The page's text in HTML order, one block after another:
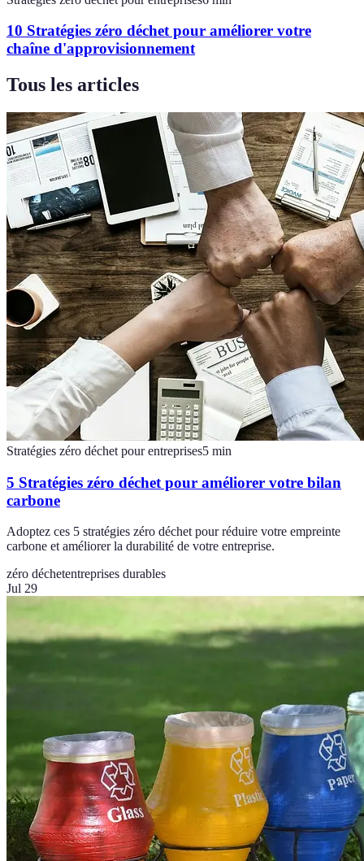
10 Stratégies zéro déchet pour améliorer votre
chaîne d'approvisionnement
Tous les articles
Stratégies zéro déchet pour entreprises5 min
5 Stratégies zéro déchet pour améliorer votre bilan
carbone
Adoptez ces 5 stratégies zéro déchet pour réduire votre empreinte
carbone et améliorer la durabilité de votre entreprise.
zéro déchetentreprises durables
Jul 29